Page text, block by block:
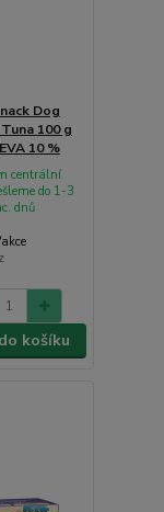
Dog
100 g
10 %
akce
centrální
do 1-3
dnů
košíku